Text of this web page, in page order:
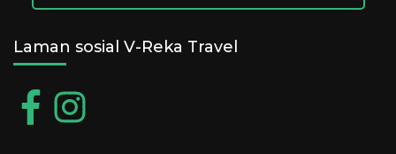
Laman sosial V-Reka Travel